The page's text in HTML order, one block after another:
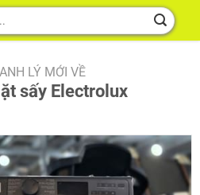
LÝ MỚI VỀ
sấy Electrolux